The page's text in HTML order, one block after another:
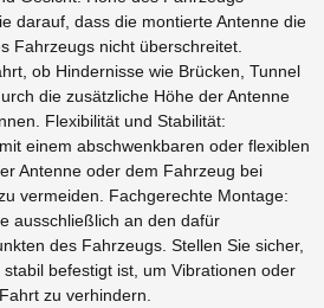
darauf, dass die montierte Antenne die
Fahrzeugs nicht überschreitet.
ob Hindernisse wie Brücken, Tunnel
die zusätzliche Höhe der Antenne
Flexibilität und Stabilität:
einem abschwenkbaren oder flexiblen
Antenne oder dem Fahrzeug bei
vermeiden. Fachgerechte Montage:
ausschließlich an den dafür
des Fahrzeugs. Stellen Sie sicher,
befestigt ist, um Vibrationen oder
zu verhindern.